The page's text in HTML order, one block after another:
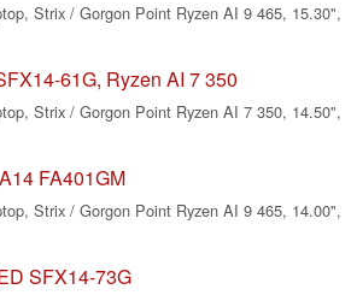
Strix / Gorgon Point Ryzen AI 9 465, 15.30",
61G, Ryzen AI 7 350
Strix / Gorgon Point Ryzen AI 7 350, 14.50",
FA401GM
Strix / Gorgon Point Ryzen AI 9 465, 14.00",
SFX14-73G